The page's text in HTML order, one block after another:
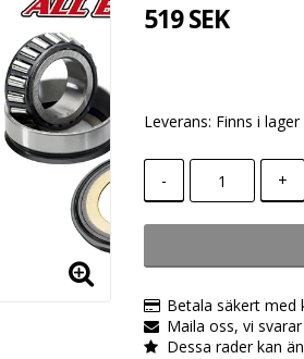
519 SEK
Leverans: Finns i lager
- +
Betala säkert med
Maila oss, vi
Dessa rader kan